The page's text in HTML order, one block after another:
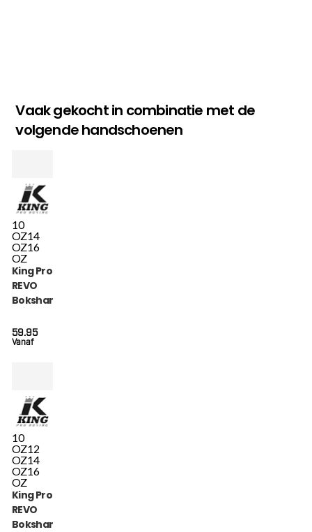
Vaak gekocht in combinatie met de
volgende handschoenen
10
OZ14
OZ16
OZ
King Pro Boxing
REVO
Bokshandschoenen
Vanaf
59.95
10
OZ12
OZ14
OZ16
OZ
King Pro Boxing
REVO
Bokshandschoenen